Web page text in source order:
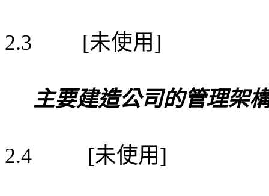
2.3 [未使用]
主要建造公司的管理架
2.4 [未使用]